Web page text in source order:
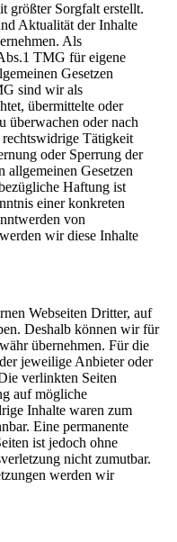
größter Sorgfalt erstellt.
Aktualität der Inhalte
Als
TMG für eigene
Gesetzen
sind wir als
übermittelte oder
überwachen oder nach
Tätigkeit
oder Sperrung der
Gesetzen
Haftung ist
einer konkreten
von
wir diese Inhalte
Webseiten Dritter, auf
Deshalb können wir für
übernehmen. Für die
jeweilige Anbieter oder
verlinkten Seiten
auf mögliche
Inhalte waren zum
Eine permanente
ist jedoch ohne
nicht zumutbar.
werden wir